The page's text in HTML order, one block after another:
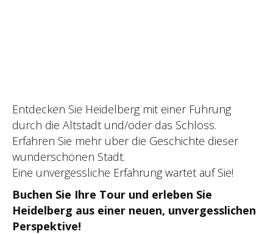
Entdecken Sie Heidelberg mit einer Führung
durch die Altstadt und/oder das Schloss.
Erfahren Sie mehr über die Geschichte dieser
wunderschönen Stadt.
Eine unvergessliche Erfahrung wartet auf Sie!
Buchen Sie Ihre Tour und erleben Sie
Heidelberg aus einer neuen, unvergesslichen
Perspektive!